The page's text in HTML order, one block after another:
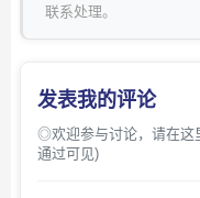
联系处理。
发表我的评论
◎欢迎参与讨论，请在这
通过可见)